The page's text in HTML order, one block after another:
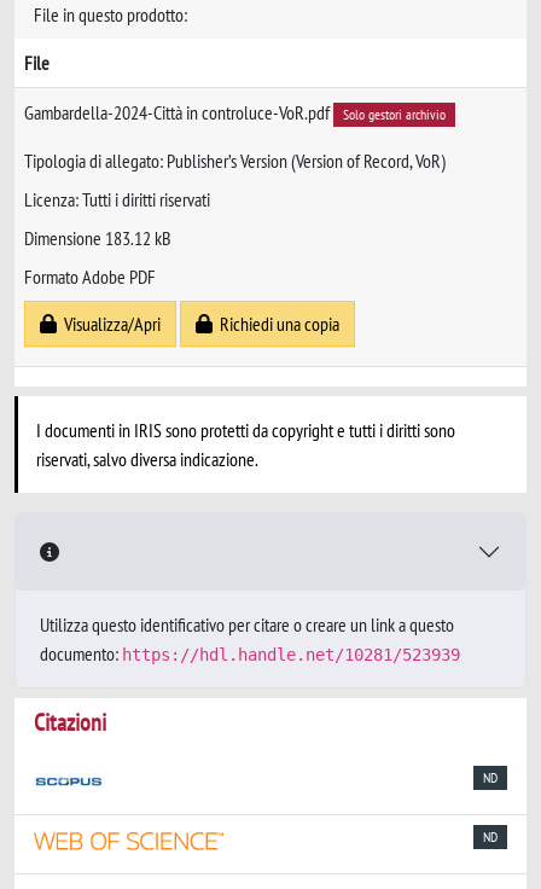
File in questo prodotto:
File
Gambardella-2024-Città in controluce-VoR.pdf Solo gestori archivio
Tipologia di allegato: Publisher’s Version (Version of Record, VoR)
Licenza: Tutti i diritti riservati
Dimensione 183.12 kB
Formato Adobe PDF
Visualizza/Apri
Richiedi una copia
I documenti in IRIS sono protetti da copyright e tutti i diritti sono
riservati, salvo diversa indicazione.
Utilizza questo identificativo per citare o creare un link a questo
documento: https://hdl.handle.net/10281/523939
Citazioni
ND
ND